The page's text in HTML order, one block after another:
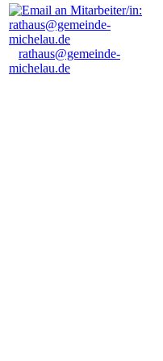
rathaus@gemeinde-
michelau.de